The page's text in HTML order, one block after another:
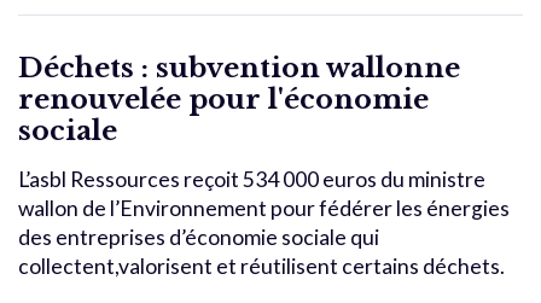
Déchets : subvention wallonne
renouvelée pour l'économie
sociale
L’asbl Ressources reçoit 534 000 euros du ministre
wallon de l’Environnement pour fédérer les énergies
des entreprises d’économie sociale qui
collectent,valorisent et réutilisent certains déchets.